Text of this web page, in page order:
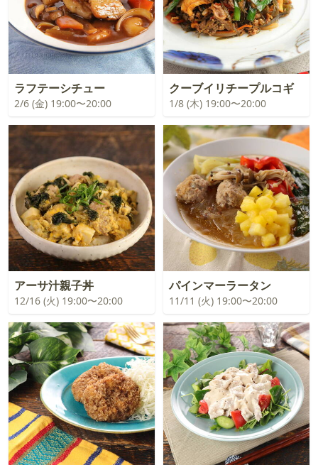
ラフテーシチュー
2/6 (金) 19:00〜20:00
クーブイリチープルコギ
1/8 (木) 19:00〜20:00
アーサ汁親子丼
12/16 (火) 19:00〜20:00
パインマーラータン
11/11 (火) 19:00〜20:00